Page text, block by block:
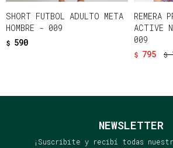
SHORT FUTBOL ADULTO META
HOMBRE - 009
$ 590
REMERA
ACTIVE
009
$ 795 $
NEWSLETTER
¡Suscribite y recibí todas